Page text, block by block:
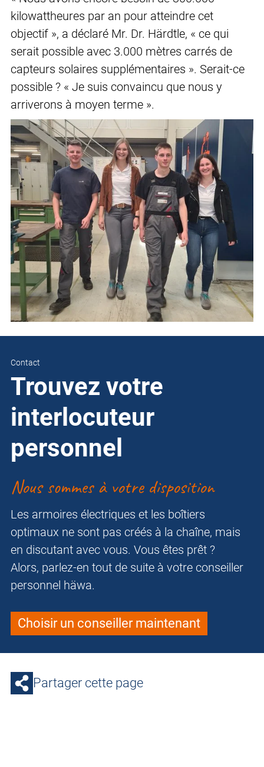
kilowattheures par an pour atteindre cet
objectif », a déclaré Mr. Dr. Härdtle, « ce qui
serait possible avec 3.000 mètres carrés de
capteurs solaires supplémentaires ». Serait-ce
possible ? « Je suis convaincu que nous y
arriverons à moyen terme ».
Contact
Trouvez votre
interlocuteur
personnel
Nous sommes à votre disposition
Les armoires électriques et les boîtiers
optimaux ne sont pas créés à la chaîne, mais
en discutant avec vous. Vous êtes prêt ?
Alors, parlez-en tout de suite à votre conseiller
personnel häwa.
Choisir un conseiller maintenant
Partager cette page